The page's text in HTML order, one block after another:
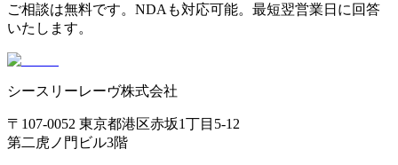
ご相談は無料です。NDAも対応可能。最短翌営業日に回答
いたします。
シースリーレーヴ株式会社
〒107-0052 東京都港区赤坂1丁目5-12
第二虎ノ門ビル3階